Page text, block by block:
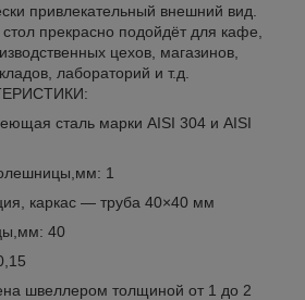
привлекательный внешний вид.
прекрасно подойдёт для кафе,
цехов, магазинов,
лабораторий и т.д.
сталь марки AISI 304 и AISI
1
каркас — труба 40×40 мм
40
швеллером толщиной от 1 до 2